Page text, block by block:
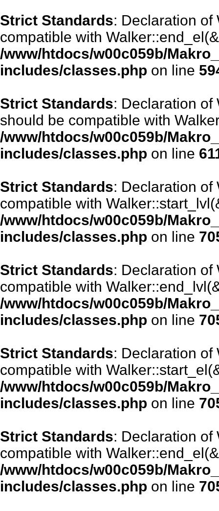
Strict Standards: Declaration of
compatible with
/www/htdocs/w00c059b/
includes/classes.php on line
Strict Standards: Declaration of
should be compatible with
/www/htdocs/w00c059b/
includes/classes.php on line
Strict Standards: Declaration of
compatible with
/www/htdocs/w00c059b/
includes/classes.php on line
Strict Standards: Declaration of
compatible with
/www/htdocs/w00c059b/
includes/classes.php on line
Strict Standards: Declaration of
compatible with
/www/htdocs/w00c059b/
includes/classes.php on line
Strict Standards: Declaration of
compatible with
/www/htdocs/w00c059b/
includes/classes.php on line